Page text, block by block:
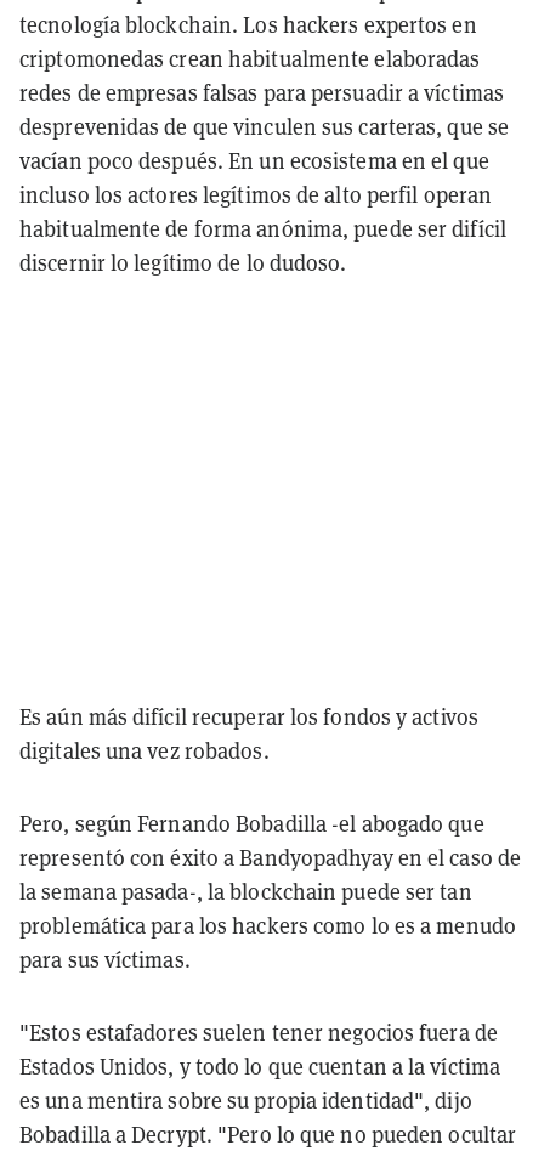
tecnología blockchain. Los hackers expertos en
criptomonedas crean habitualmente elaboradas
redes de empresas falsas para persuadir a víctimas
desprevenidas de que vinculen sus carteras, que se
vacían poco después. En un ecosistema en el que
incluso los actores legítimos de alto perfil operan
habitualmente de forma anónima, puede ser difícil
discernir lo legítimo de lo dudoso.
Es aún más difícil recuperar los fondos y activos
digitales una vez robados.
Pero, según Fernando Bobadilla -el abogado que
representó con éxito a Bandyopadhyay en el caso de
la semana pasada-, la blockchain puede ser tan
problemática para los hackers como lo es a menudo
para sus víctimas.
"Estos estafadores suelen tener negocios fuera de
Estados Unidos, y todo lo que cuentan a la víctima
es una mentira sobre su propia identidad", dijo
Bobadilla a Decrypt. "Pero lo que no pueden ocultar